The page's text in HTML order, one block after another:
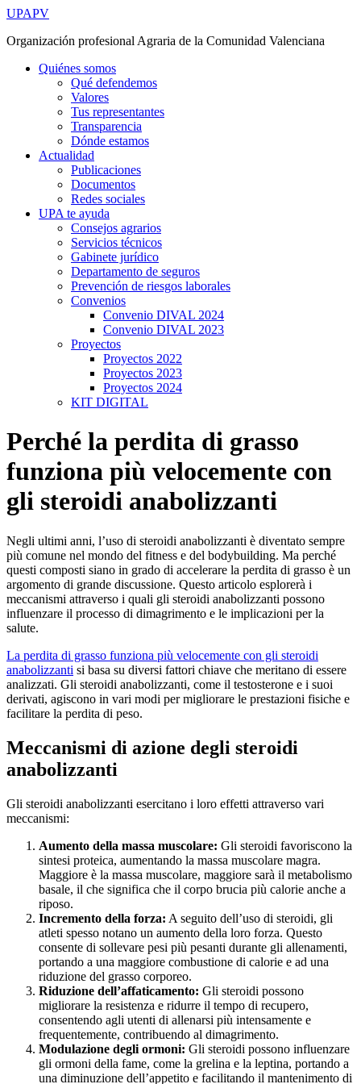
Ir
contenido
UPAPV
Organización profesional Agraria de la Comunidad Valenciana
Quiénes somos
Qué defendemos
Valores
Tus representantes
Transparencia
Dónde estamos
Actualidad
Publicaciones
Documentos
Redes sociales
UPA te ayuda
Consejos agrarios
Servicios técnicos
Gabinete jurídico
Departamento de seguros
Prevención de riesgos laborales
Convenios
Convenio DIVAL 2024
Convenio DIVAL 2023
Proyectos
Proyectos 2022
Proyectos 2023
Proyectos 2024
KIT DIGITAL
Perché la perdita di grasso
funziona più velocemente con
gli steroidi anabolizzanti
Negli ultimi anni, l’uso di steroidi anabolizzanti è diventato sempre
più comune nel mondo del fitness e del bodybuilding. Ma perché
questi composti siano in grado di accelerare la perdita di grasso è un
argomento di grande discussione. Questo articolo esplorerà i
meccanismi attraverso i quali gli steroidi anabolizzanti possono
influenzare il processo di dimagrimento e le implicazioni per la
salute.
La perdita di grasso funziona più velocemente con gli steroidi
anabolizzanti si basa su diversi fattori chiave che meritano di essere
analizzati. Gli steroidi anabolizzanti, come il testosterone e i suoi
derivati, agiscono in vari modi per migliorare le prestazioni fisiche e
facilitare la perdita di peso.
Meccanismi di azione degli steroidi
anabolizzanti
Gli steroidi anabolizzanti esercitano i loro effetti attraverso vari
meccanismi:
Aumento della massa muscolare: Gli steroidi favoriscono la
sintesi proteica, aumentando la massa muscolare magra.
Maggiore è la massa muscolare, maggiore sarà il metabolismo
basale, il che significa che il corpo brucia più calorie anche a
riposo.
Incremento della forza: A seguito dell’uso di steroidi, gli
atleti spesso notano un aumento della loro forza. Questo
consente di sollevare pesi più pesanti durante gli allenamenti,
portando a una maggiore combustione di calorie e ad una
riduzione del grasso corporeo.
Riduzione dell’affaticamento: Gli steroidi possono
migliorare la resistenza e ridurre il tempo di recupero,
consentendo agli utenti di allenarsi più intensamente e
frequentemente, contribuendo al dimagrimento.
Modulazione degli ormoni: Gli steroidi possono influenzare
gli ormoni della fame, come la grelina e la leptina, portando a
una diminuzione dell’appetito e facilitando il mantenimento di